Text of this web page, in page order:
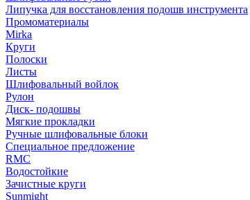
Липучка для восстановления подошв инструмента
Промоматериалы
Mirka
Круги
Полоски
Листы
Шлифовальный войлок
Рулон
Диск- подошвы
Мягкие прокладки
Ручные шлифовальные блоки
Специальное предложение
RMC
Водостойкие
Зачистные круги
Sunmight